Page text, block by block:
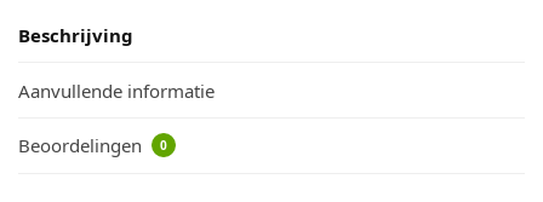
Beschrijving
Aanvullende informatie
Beoordelingen 0